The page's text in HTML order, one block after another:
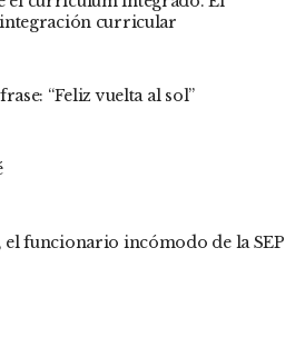
curricular
“Feliz vuelta al sol”
funcionario incómodo de la SEP